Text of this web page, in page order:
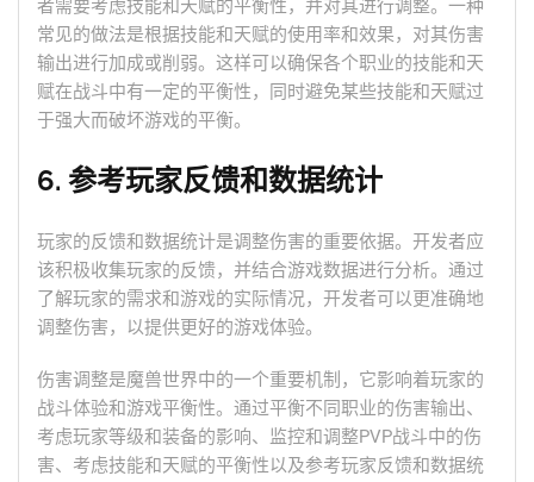
者需要考虑技能和天赋的平衡性，并对其进行调整。一种
常见的做法是根据技能和天赋的使用率和效果，对其伤害
输出进行加成或削弱。这样可以确保各个职业的技能和天
赋在战斗中有一定的平衡性，同时避免某些技能和天赋过
于强大而破坏游戏的平衡。
6. 参考玩家反馈和数据统计
玩家的反馈和数据统计是调整伤害的重要依据。开发者应
该积极收集玩家的反馈，并结合游戏数据进行分析。通过
了解玩家的需求和游戏的实际情况，开发者可以更准确地
调整伤害，以提供更好的游戏体验。
伤害调整是魔兽世界中的一个重要机制，它影响着玩家的
战斗体验和游戏平衡性。通过平衡不同职业的伤害输出、
考虑玩家等级和装备的影响、监控和调整PVP战斗中的伤
害、考虑技能和天赋的平衡性以及参考玩家反馈和数据统